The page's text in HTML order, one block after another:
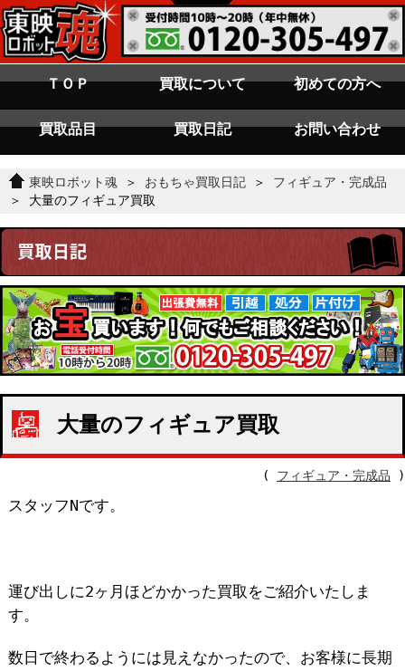
ＴＯＰ 買取について 初めての方へ
買取品目 買取日記 お問い合わせ
東映ロボット魂 ＞ おもちゃ買取日記 ＞ フィギュア・完成品
＞ 大量のフィギュア買取
大量のフィギュア買取
( フィギュア・完成品 )
スタッフNです。
運び出しに2ヶ月ほどかかった買取をご紹介いたしま
す。
数日で終わるようには見えなかったので、お客様に長期